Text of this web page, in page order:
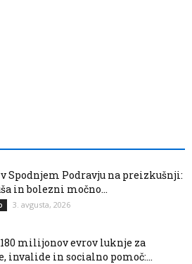
Spodnjem Podravju na preizkušnji:
in bolezni močno...
3. avgusta, 2026
milijonov evrov luknje za
invalide in socialno pomoč:...